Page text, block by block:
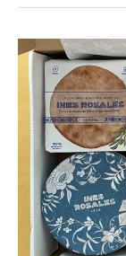
Inés
Rosales
embraces
renewable
energy
EKOenergy
Quantica